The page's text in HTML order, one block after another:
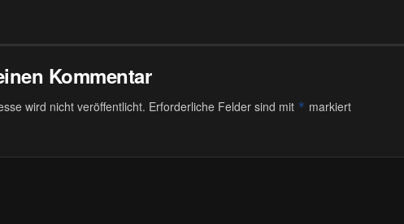
Kommentar
wird nicht veröffentlicht. Erforderliche Felder sind mit * markiert